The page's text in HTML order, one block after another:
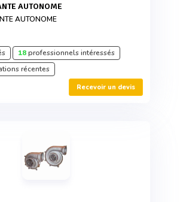
AUTONOME
AUTONOME
18professionnels intéressés
récentes
Recevoir un devis